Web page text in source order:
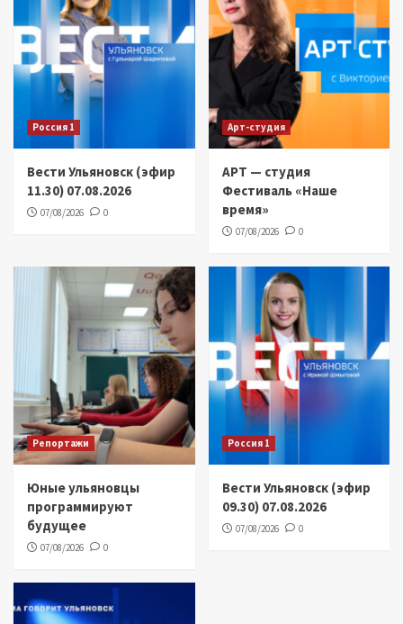
Россия 1
Вести Ульяновск (эфир
11.30) 07.08.2026
07/08/2026 0
Арт-студия
АРТ — студия
Фестиваль «Наше
время»
07/08/2026 0
Репортажи
Юные ульяновцы
программируют
будущее
07/08/2026 0
Россия 1
Вести Ульяновск (эфир
09.30) 07.08.2026
07/08/2026 0